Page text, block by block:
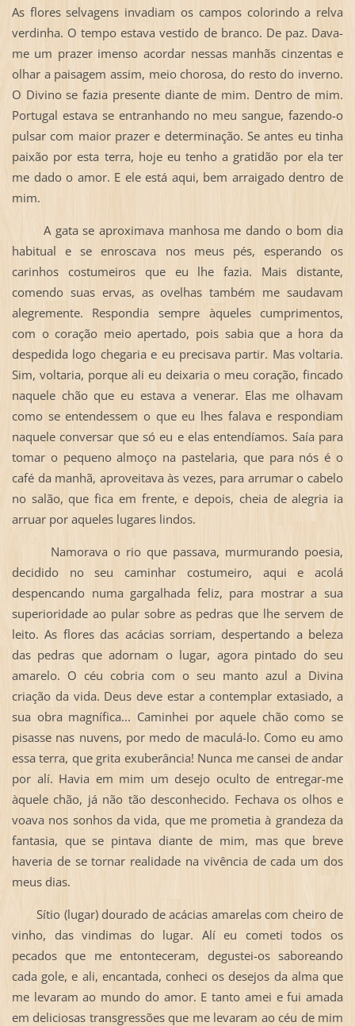
As flores selvagens invadiam os campos colorindo a relva
verdinha. O tempo estava vestido de branco. De paz. Dava-
me um prazer imenso acordar nessas manhãs cinzentas e
olhar a paisagem assim, meio chorosa, do resto do inverno.
O Divino se fazia presente diante de mim. Dentro de mim.
Portugal estava se entranhando no meu sangue, fazendo-o
pulsar com maior prazer e determinação. Se antes eu tinha
paixão por esta terra, hoje eu tenho a gratidão por ela ter
me dado o amor. E ele está aqui, bem arraigado dentro de
mim.
A gata se aproximava manhosa me dando o bom dia
habitual e se enroscava nos meus pés, esperando os
carinhos costumeiros que eu lhe fazia. Mais distante,
comendo suas ervas, as ovelhas também me saudavam
alegremente. Respondia sempre àqueles cumprimentos,
com o coração meio apertado, pois sabia que a hora da
despedida logo chegaria e eu precisava partir. Mas voltaria.
Sim, voltaria, porque ali eu deixaria o meu coração, fincado
naquele chão que eu estava a venerar. Elas me olhavam
como se entendessem o que eu lhes falava e respondiam
naquele conversar que só eu e elas entendíamos. Saía para
tomar o pequeno almoço na pastelaria, que para nós é o
café da manhã, aproveitava às vezes, para arrumar o cabelo
no salão, que fica em frente, e depois, cheia de alegria ia
arruar por aqueles lugares lindos.
Namorava o rio que passava, murmurando poesia,
decidido no seu caminhar costumeiro, aqui e acolá
despencando numa gargalhada feliz, para mostrar a sua
superioridade ao pular sobre as pedras que lhe servem de
leito. As flores das acácias sorriam, despertando a beleza
das pedras que adornam o lugar, agora pintado do seu
amarelo. O céu cobria com o seu manto azul a Divina
criação da vida. Deus deve estar a contemplar extasiado, a
sua obra magnífica... Caminhei por aquele chão como se
pisasse nas nuvens, por medo de maculá-lo. Como eu amo
essa terra, que grita exuberância! Nunca me cansei de andar
por alí. Havia em mim um desejo oculto de entregar-me
àquele chão, já não tão desconhecido. Fechava os olhos e
voava nos sonhos da vida, que me prometia à grandeza da
fantasia, que se pintava diante de mim, mas que breve
haveria de se tornar realidade na vivência de cada um dos
meus dias.
Sítio (lugar) dourado de acácias amarelas com cheiro de
vinho, das vindimas do lugar. Alí eu cometi todos os
pecados que me entonteceram, degustei-os saboreando
cada gole, e ali, encantada, conheci os desejos da alma que
me levaram ao mundo do amor. E tanto amei e fui amada
em deliciosas transgressões que me levaram ao céu de mim